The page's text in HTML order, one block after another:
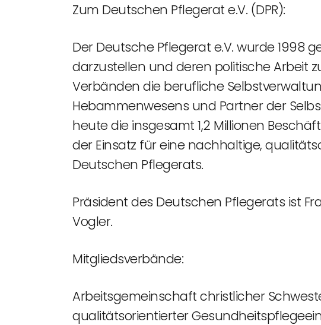
Zum Deutschen Pflegerat e.V. (DPR):
Der Deutsche Pflegerat e.V. wurde 1998
darzustellen und deren politische Arbeit
Verbänden die berufliche
Hebammenwesens und Partner der
heute die insgesamt 1,2 Millionen
der Einsatz für eine nachhaltige,
Deutschen Pflegerats.
Präsident des Deutschen Pflegerats ist
Vogler.
Mitgliedsverbände:
Arbeitsgemeinschaft christlicher
qualitätsorientierter